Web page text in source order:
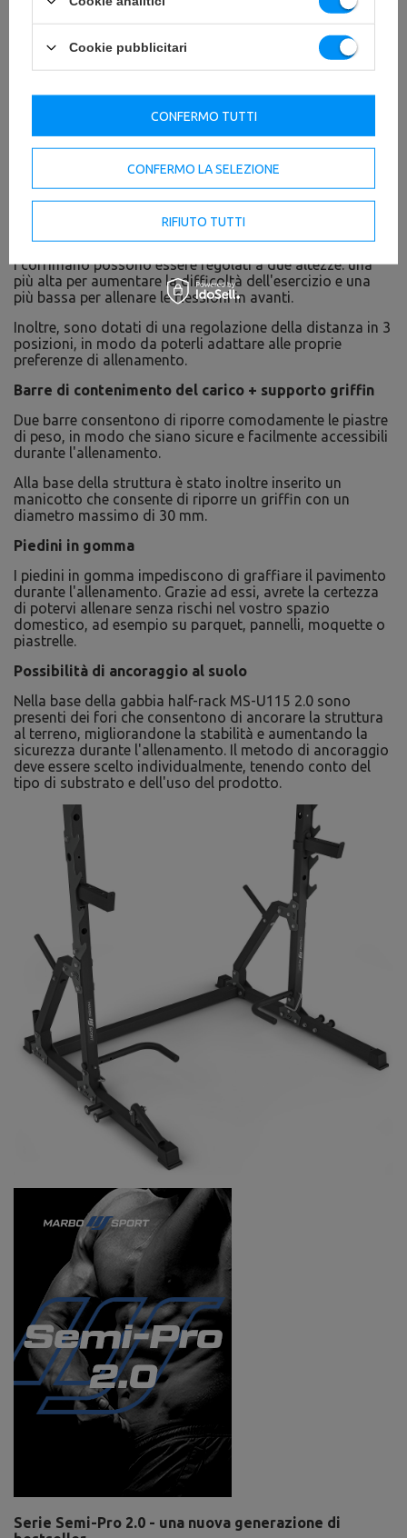
Corrimano per le dip
I corrimano regolabili per i dip sono la soluzione ideale
per chi vuole variare la raffinatezza delle flessioni sui
I corrimano possono essere regolati a due altezze: una
più alta per aumentare la difficoltà dell'esercizio e una
più bassa per allenare le flessioni in avanti.
Inoltre, sono dotati di una regolazione della distanza in 3
posizioni, in modo da poterli adattare alle proprie
preferenze di allenamento.
Barre di contenimento del carico + supporto griffin
Due barre consentono di riporre comodamente le piastre
di peso, in modo che siano sicure e facilmente accessibili
durante l'allenamento.
Alla base della struttura è stato inoltre inserito un
manicotto che consente di riporre un griffin con un
diametro massimo di 30 mm.
Piedini in gomma
I piedini in gomma impediscono di graffiare il pavimento
durante l'allenamento. Grazie ad essi, avrete la certezza
di potervi allenare senza rischi nel vostro spazio
domestico, ad esempio su parquet, pannelli, moquette o
piastrelle.
Possibilità di ancoraggio al suolo
Nella base della gabbia half-rack MS-U115 2.0 sono
presenti dei fori che consentono di ancorare la struttura
al terreno, migliorandone la stabilità e aumentando la
sicurezza durante l'allenamento. Il metodo di ancoraggio
deve essere scelto individualmente, tenendo conto del
tipo di substrato e dell'uso del prodotto.
Serie Semi-Pro 2.0 - una nuova generazione di
Cookie pubblicitari
CONFERMO LA SELEZIONE
RIFIUTO TUTTI
CONFERMO TUTTI